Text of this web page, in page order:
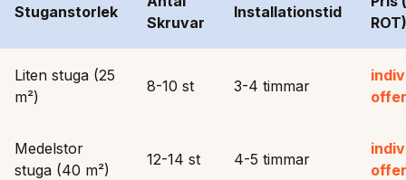
Stuganstorlek
Skruvar
Installationstid
ROT)
Liten stuga (25
m²)
8-10 st 3-4 timmar
Medelstor
stuga (40 m²)
12-14 st 4-5 timmar